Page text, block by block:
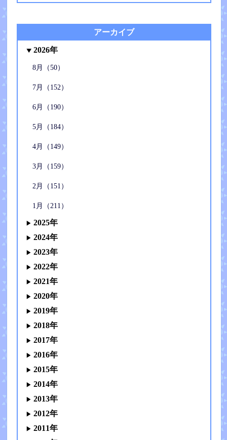
アーカイブ
2026年
8月（50）
7月（152）
6月（190）
5月（184）
4月（149）
3月（159）
2月（151）
1月（211）
2025年
2024年
2023年
2022年
2021年
2020年
2019年
2018年
2017年
2016年
2015年
2014年
2013年
2012年
2011年